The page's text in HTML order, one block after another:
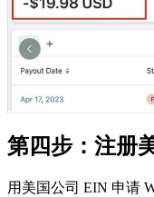
第四步：注册
用美国公司 EIN 申请